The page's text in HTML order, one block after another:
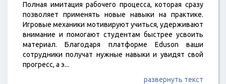
Полная имитация рабочего процесса, которая сразу
позволяет применять новые навыки на практике.
Игровые механики мотивируют учиться, удерживают
внимание и помогают студентам быстрее усвоить
материал. Благодаря платформе Eduson ваши
сотрудники получат нужные навыки и увидят свой
прогресс, а э...
развернуть текст